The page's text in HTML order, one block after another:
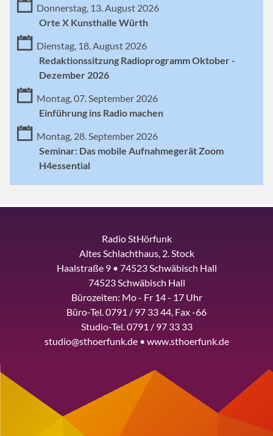
Donnerstag, 13. August 2026
Orte X Kunsthalle Würth
Dienstag, 18. August 2026
Redaktionssitzung Radioprogramm Oktober -
Dezember 2026
Montag, 07. September 2026
Einführung ins Radio machen
Montag, 28. September 2026
Seminar: Das mobile Aufnahmegerät Zoom
H4essential
Radio StHörfunk
Altes Schlachthaus, 2. Stock
Haalstraße 9 • 74523 Schwäbisch Hall
74523 Schwäbisch Hall
Bürozeiten: Mo - Fr 14 - 17 Uhr
Büro-Tel. 0791 / 97 33 44, Fax -66
Studio-Tel. 0791 / 97 33 33
studio@sthoerfunk.de • www.sthoerfunk.de